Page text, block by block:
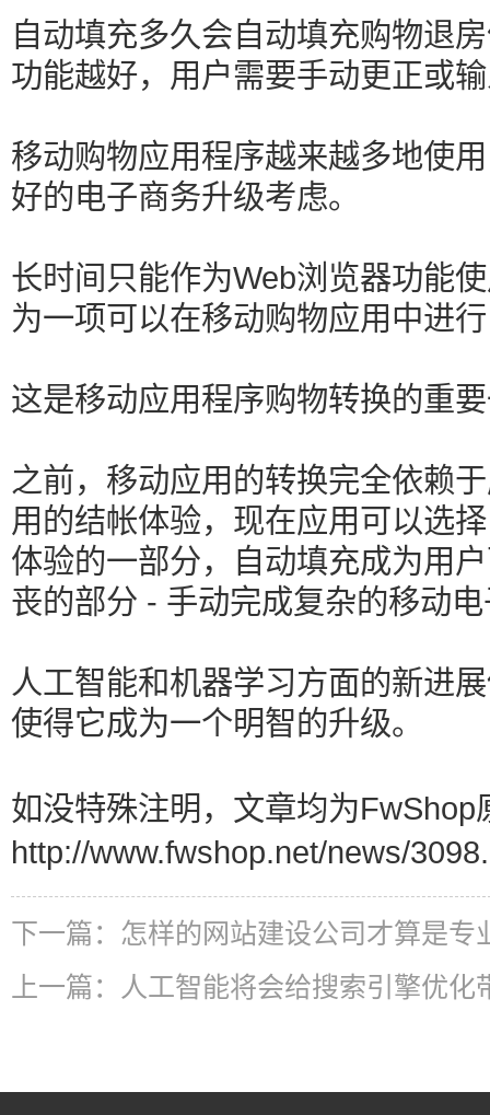
自动填充多久会自动填充购物退
功能越好，用户需要手动更正或
移动购物应用程序越来越多地使
好的电子商务升级考虑。
长时间只能作为Web浏览器功能
为一项可以在移动购物应用中进
这是移动应用程序购物转换的重
之前，移动应用的转换完全依赖
用的结帐体验，现在应用可以选
体验的一部分，自动填充成为用
丧的部分 - 手动完成复杂的移动
人工智能和机器学习方面的新进
使得它成为一个明智的升级。
如没特殊注明，文章均为FwShop
http://www.fwshop.net/news/
下一篇： 怎样的网站建设公司才算是专
上一篇：
人工智能将会给搜索引擎优化